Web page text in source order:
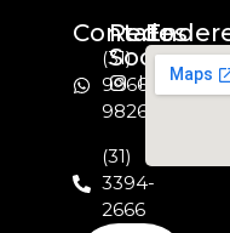
Contato
(31)
99664-
9826
(31)
3394-
2666
Redes
Socias
Instagram